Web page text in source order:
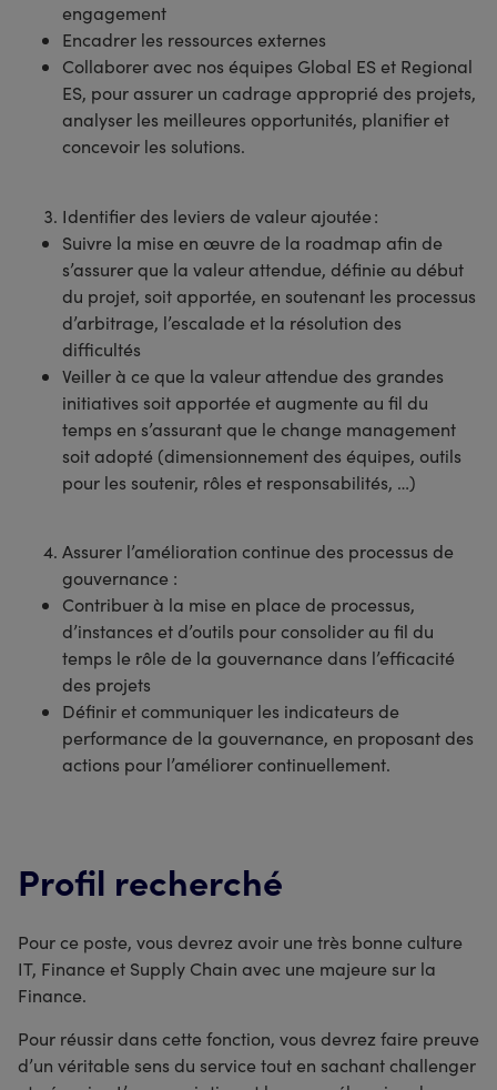
engagement
Encadrer les ressources externes
Collaborer avec nos équipes Global ES et Regional
ES, pour assurer un cadrage approprié des projets,
analyser les meilleures opportunités, planifier et
concevoir les solutions.
Identifier des leviers de valeur ajoutée :
Suivre la mise en œuvre de la roadmap afin de
s’assurer que la valeur attendue, définie au début
du projet, soit apportée, en soutenant les processus
d’arbitrage, l’escalade et la résolution des
difficultés
Veiller à ce que la valeur attendue des grandes
initiatives soit apportée et augmente au fil du
temps en s’assurant que le change management
soit adopté (dimensionnement des équipes, outils
pour les soutenir, rôles et responsabilités, …)
Assurer l’amélioration continue des processus de
gouvernance :
Contribuer à la mise en place de processus,
d’instances et d’outils pour consolider au fil du
temps le rôle de la gouvernance dans l’efficacité
des projets
Définir et communiquer les indicateurs de
performance de la gouvernance, en proposant des
actions pour l’améliorer continuellement.
Profil recherché
Pour ce poste, vous devrez avoir une très bonne culture
IT, Finance et Supply Chain avec une majeure sur la
Finance.
Pour réussir dans cette fonction, vous devrez faire preuve
d’un véritable sens du service tout en sachant challenger